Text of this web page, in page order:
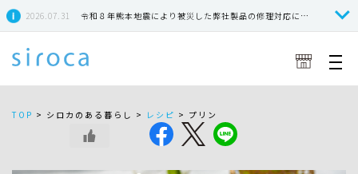
2026.07.31 令和８年熊本地震により被災した弊社製品の修理対応につきまして
TOP > シロカのある暮らし > レシピ > プリン